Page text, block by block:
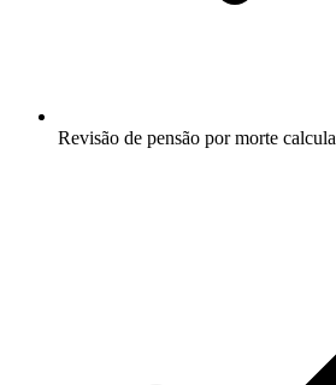
Revisão de pensão por morte